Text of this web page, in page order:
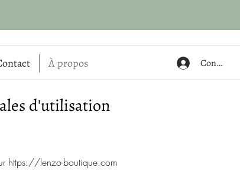
https://lenzo-boutique.com
d'utilisation
À propos